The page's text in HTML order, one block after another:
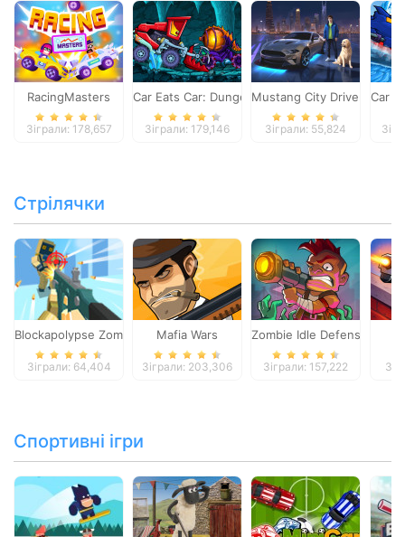
RacingMasters
Зіграли: 178,657
Car Eats Car: Dungeon Adventure
Зіграли: 179,146
Mustang City Driver
Зіграли: 55,824
Car
Стрілячки
Blockapolypse Zombie Shooter
Зіграли: 64,404
Mafia Wars
Зіграли: 203,306
Zombie Idle Defense
Зіграли: 157,222
Спортивні ігри